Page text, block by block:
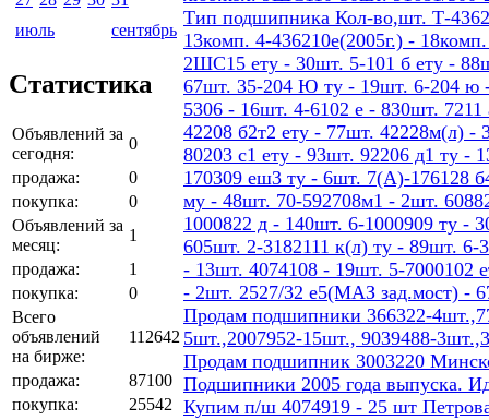
июль
сентябрь
Статистика
Объявлений за
сегодня:
0
продажа:
0
покупка:
0
Объявлений за
месяц:
1
продажа:
1
покупка:
0
Всего
объявлений
на бирже:
112642
продажа:
87100
покупка:
25542
Тип подшипника Кол-во,шт. Т-
13комп. 4-436210е(2005г.) -
2ШС15 ету - 30шт. 5-101 б ету -
67шт. 35-204 Ю ту - 19шт. 6-204 ю
5306 - 16шт. 4-6102 е - 830шт.
42208 б2т2 ету - 77шт. 42228м(л)
80203 с1 ету - 93шт. 92206 д1 ту
170309 еш3 ту - 6шт. 7(А)-176128
му - 48шт. 70-592708м1 - 2шт.
1000822 д - 140шт. 6-1000909 ту -
605шт. 2-3182111 к(л) ту - 89шт.
- 13шт. 4074108 - 19шт. 5-7000102
- 2шт. 2527/32 е5(МАЗ зад.мост) -
Продам подшипники 366322-
5шт.,2007952-15шт., 9039488-
Продам подшипник 3003220
Подшипники 2005 года выпуска.
Купим п/ш 4074919 - 25 шт